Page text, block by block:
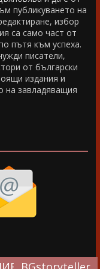
публикуването на
избор
са само част от
пътя към успеха.
писатели,
от български
издания и
на завладяващия